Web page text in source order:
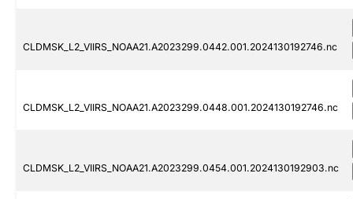
CLDMSK_L2_VIIRS_NOAA21.A2023299.0442.001.2024130192746.nc
CLDMSK_L2_VIIRS_NOAA21.A2023299.0448.001.2024130192746.nc
CLDMSK_L2_VIIRS_NOAA21.A2023299.0454.001.2024130192903.nc